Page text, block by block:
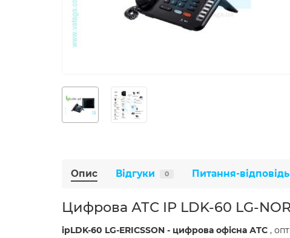
Опис Відгуки 0 Питання-відповідь
Цифрова АТС IP LDK-60 LG-
ipLDK-60 LG-ERICSSON - цифрова офісна АТС ,